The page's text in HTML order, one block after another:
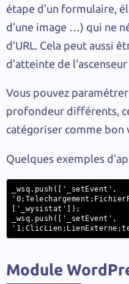
étape d’un formulaire,
d’une image …) qui ne
d’URL. Cela peut aussi
d’atteinte de
Vous pouvez
profondeur différents,
catégoriser comme bon
Quelques exemples
_wsq.push(['_setEvent',
['_wysistat']);
_wsq.push(['_setEvent',
Module